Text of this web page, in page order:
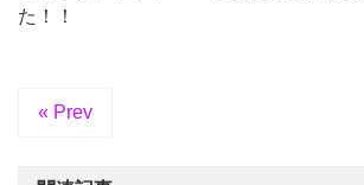
た！！
« Prev